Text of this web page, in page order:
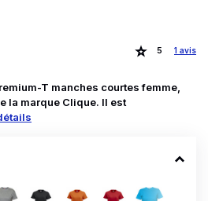
5 1 avis
T manches courtes femme,
la marque Clique. Il est